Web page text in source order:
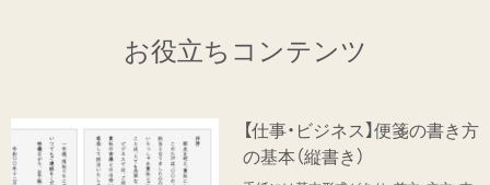
お役立ちコンテンツ
【仕事・ビジネス】便箋の書き方
の基本（縦書き）